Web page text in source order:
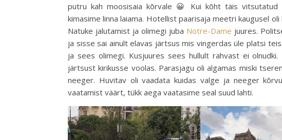
putru kah moosisaia kõrvale 😀 Kui kõht täis vitsutatud
kimasime linna laiama. Hotellist paarisaja meetri kaugusel
Natuke jalutamist ja olimegi juba Notre-Dame juures.
ja sisse sai ainult elavas järtsus mis vingerdas üle platsi
ja sees olimegi. Kusjuures sees hullult rahvast ei
järtsust kirikusse voolas. Parasjagu oli algamas miski
neeger. Huvitav oli vaadata kuidas valge ja neeger
vaatamist väärt, tükk aega vaatasime seal suud lahti.